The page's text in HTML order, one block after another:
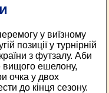
у виїзному
позиції у турнірній
з футзалу. Аби
вищого ешелону,
очка у двох
до кінця сезону.